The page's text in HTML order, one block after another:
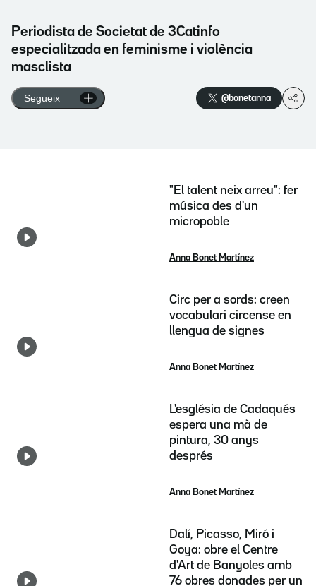
Periodista de Societat de 3Catinfo
especialitzada en feminisme i violència
masclista
Segueix @bonetanna
"El talent neix arreu": fer
música des d'un
micropoble
Anna Bonet Martínez
Circ per a sords: creen
vocabulari circense en
llengua de signes
Anna Bonet Martínez
L'església de Cadaqués
espera una mà de
pintura, 30 anys
després
Anna Bonet Martínez
Dalí, Picasso, Miró i
Goya: obre el Centre
d'Art de Banyoles amb
76 obres donades per un